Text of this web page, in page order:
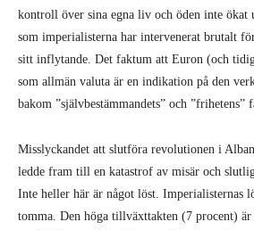
kontroll över sina egna liv och öden inte ökat
som imperialisterna har intervenerat brutalt
sitt inflytande. Det faktum att Euron (och
som allmän valuta är en indikation på den
bakom ”självbestämmandets” och ”frihetens”
Misslyckandet att slutföra revolutionen i
ledde fram till en katastrof av misär och
Inte heller här är något löst. Imperialisternas
tomma. Den höga tillväxttakten (7 procent) är